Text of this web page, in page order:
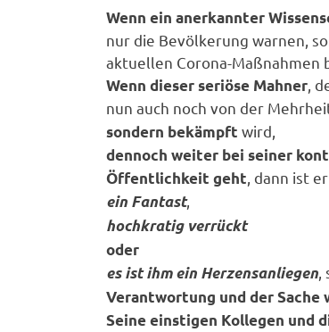
Wenn ein anerkannter
nur die Bevölkerung warnen,
aktuellen Corona-Maßnahmen
Wenn dieser seriöse Mahner ,
nun auch noch von der
sondern bekämpft wird,
dennoch weiter bei seiner
Öffentlichkeit geht , dann ist
ein Fantast,
hochkratig verrückt
oder
es ist ihm ein Herzensanliegen
Verantwortung und der Sache
Seine einstigen Kollegen und